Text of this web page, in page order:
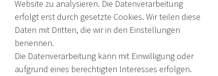
EMail: shop@victoria-weine.com
Telefon: +49 (0)7931 56 34 11
© 2026 Copyright Victoria Weine
Website zu analysieren. Die Datenverarbeitung
erfolgt erst durch gesetzte Cookies. Wir teilen diese
Daten mit Dritten, die wir in den Einstellungen
benennen.
Die Datenverarbeitung kann mit Einwilligung oder
aufgrund eines berechtigten Interesses erfolgen.